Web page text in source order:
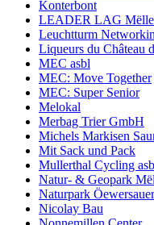
Konterbont
LEADER LAG
Leuchtturm
Liqueurs du Château
MEC asbl
MEC: Move Together
MEC: Super Senior
Melokal
Merbag Trier GmbH
Michels Markisen
Mit Sack und Pack
Mullerthal Cycling
Natur- & Geopark
Naturpark Öewersauer
Nicolay Bau